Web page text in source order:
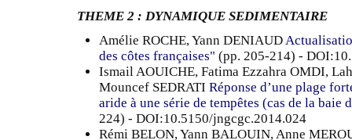
THEME 2 : DYNAMIQUE SEDIMENTAIRE
Amélie ROCHE, Yann DENIAUD
des côtes françaises" (pp. 205-214) -
Ismail AOUICHE, Fatima Ezzahra OMDI,
Mouncef SEDRATI Réponse d’une plage
aride à une série de tempêtes (cas de la baie
224) - DOI:10.5150/jngcgc.2014.024
Rémi BELON, Yann BALOUIN, Anne